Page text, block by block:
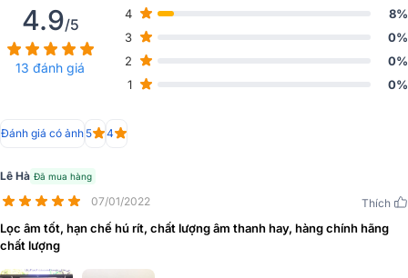
Micro không dây
AAP-K500 được thiết kế đẹp mắt, sang trọng và
cuốn hút người dùng ngay từ cái nhìn đầu tiên. Micro và đầu thu
được chế tác sản xuất từ chất liệu nhôm cao cấp có độ bền cao,
đường nét chắc chắn kết hợp với màu sắc tông vàng gold đem đến
sự hiện đại và sang trọng.
4.9/5
13 đánh giá
4
8%
3
0%
2
0%
1
0%
Đánh giá có ảnh 5 4
Lê Hà Đã mua hàng
07/01/2022 Thích
Lọc âm tốt, hạn chế hú rít, chất lượng âm thanh hay, hàng chính hãng
chất lượng